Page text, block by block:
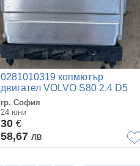
0281010319 копмютър
двигател VOLVO S80 2.4 D5
08677708A
гр. София
24 юни
30 €
58,67 лв